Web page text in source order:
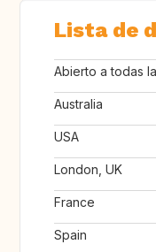
Lista de
Abierto a todas
Australia
USA
London, UK
France
Spain